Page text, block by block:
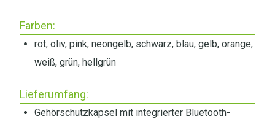
Farben:
rot, oliv, pink, neongelb, schwarz, blau, gelb, orange,
weiß, grün, hellgrün
Lieferumfang:
Gehörschutzkapsel mit integrierter Bluetooth-